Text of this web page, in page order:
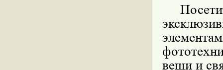
вещи и